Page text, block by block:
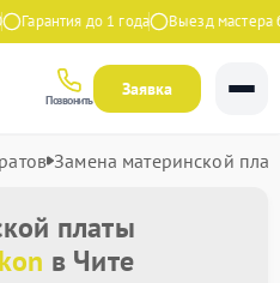
Гарантия до 1 года Выезд мастера
Позвонить
Заявка
Замена материнской
платы
в Чите